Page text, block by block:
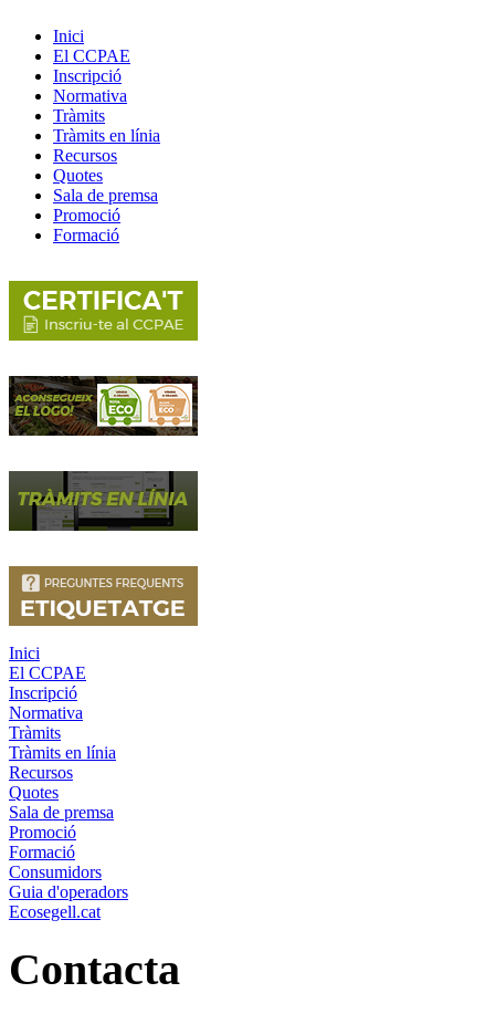
Inici
El CCPAE
Inscripció
Normativa
Tràmits
Tràmits en línia
Recursos
Quotes
Sala de premsa
Promoció
Formació
Inici
El CCPAE
Inscripció
Normativa
Tràmits
Tràmits en línia
Recursos
Quotes
Sala de premsa
Promoció
Formació
Consumidors
Guia d'operadors
Ecosegell.cat
Contacta